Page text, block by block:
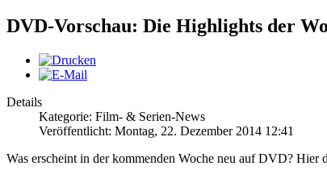
DVD-Vorschau: Die Highlights der
Details
Kategorie: Film- & Serien-News
Veröffentlicht: Montag, 22. Dezember 2014 12:41
Was erscheint in der kommenden Woche neu auf DVD? Hier